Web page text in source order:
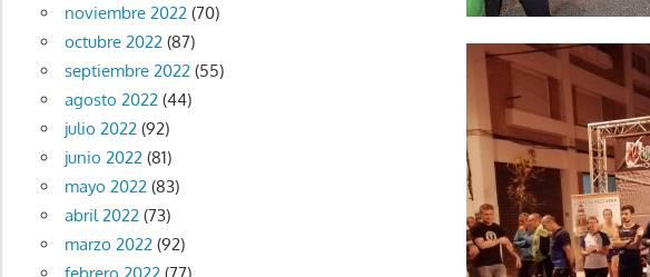
noviembre 2022(70)
octubre 2022(87)
septiembre 2022(55)
agosto 2022(44)
julio 2022(92)
junio 2022(81)
mayo 2022(83)
abril 2022(73)
marzo 2022(92)